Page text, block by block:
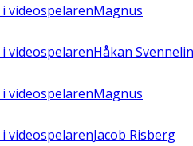
i videospelarenMagnus
i videospelarenHåkan
i videospelarenMagnus
i videospelarenJacob Risberg